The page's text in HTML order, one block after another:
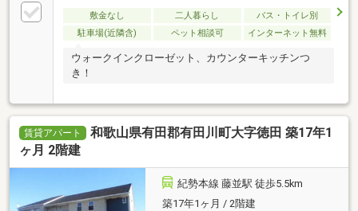
敷金なし 二人暮らし
バス・トイレ別
駐車場(近隣含)
ペット相談可 インターネット無料
ウォークインクローゼット、カウンターキッチンつ
き！
賃貸アパート
和歌山県有田郡有田川町大字徳田 築17年1
ヶ月 2階建
紀勢本線 藤並駅 徒歩5.5km
築17年1ヶ月 / 2階建